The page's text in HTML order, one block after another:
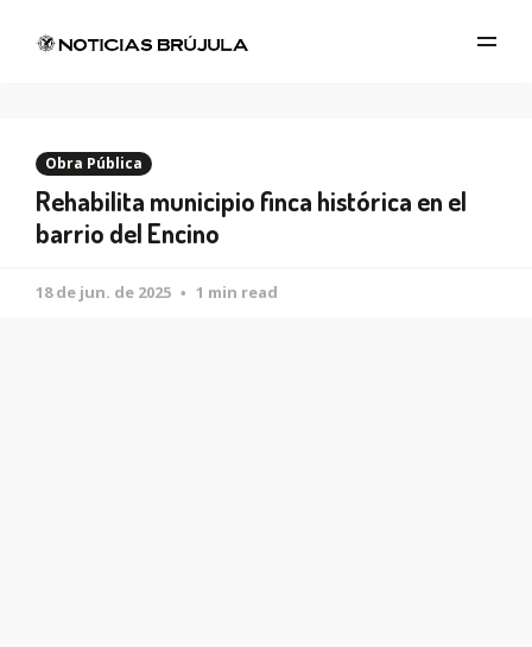
Obra Pública
Rehabilita municipio finca histórica en el
barrio del Encino
18 de jun. de 2025 1 min read